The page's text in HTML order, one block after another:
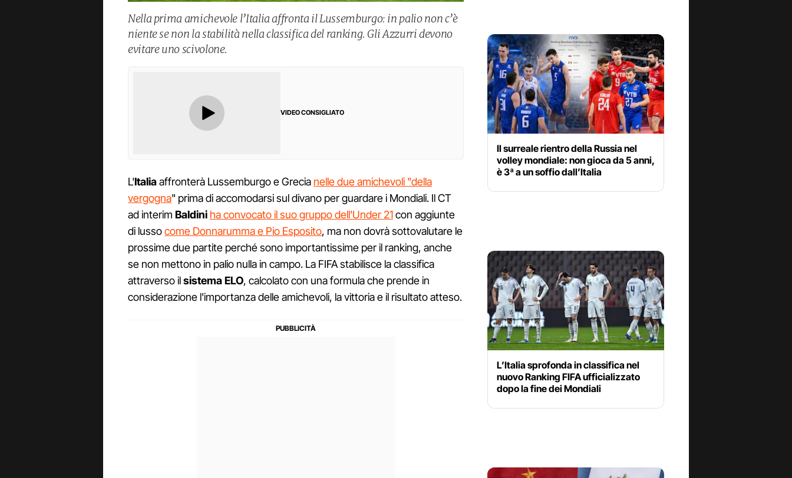
Nella prima amichevole l’Italia affronta il Lussemburgo: in palio non c’è
niente se non la stabilità nella classifica del ranking. Gli Azzurri devono
evitare uno scivolone.
VIDEO CONSIGLIATO
L'Italiaaffronterà Lussemburgo e Grecia nelle due amichevoli "della
vergogna" prima di accomodarsi sul divano per guardare i Mondiali. Il CT
ad interim Baldini ha convocato il suo gruppo dell'Under 21con aggiunte
di lussocome Donnarumma e Pio Esposito, ma non dovrà sottovalutare le
prossime due partite perché sono importantissime per il ranking, anche
se non mettono in palio nulla in campo. La FIFA stabilisce la classifica
attraverso ilsistema ELO, calcolato con una formula che prende in
considerazione l'importanza delle amichevoli, la vittoria e il risultato atteso.
Il surreale rientro della Russia nel
volley mondiale: non gioca da 5 anni,
è 3ª a un soffio dall’Italia
L’Italia sprofonda in classifica nel
nuovo Ranking FIFA ufficializzato
dopo la fine dei Mondiali